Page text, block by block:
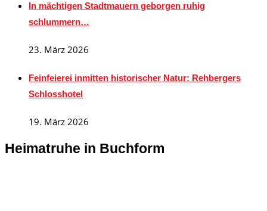
In mächtigen Stadtmauern geborgen ruhig
schlummern…
23. März 2026
Feinfeierei inmitten historischer Natur: Rehbergers
Schlosshotel
19. März 2026
Heimatruhe in Buchform